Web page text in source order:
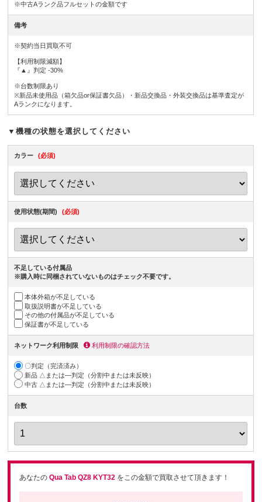
※中古Aランク品フルセットの金額です
備考
※契約当日買取不可
【利用制限減額】
『▲』判定 -30%
※台数制限あり
※新品未使用品（箱欠品or保証書欠品）・新品交換品・外装交換品は基準査定が
Aランクになります。
▼機種の状態を選択してください
カラー (必須)
使用状態(期間) (必須)
不足している付属品
※購入時に同梱されていないものはチェック不要です。
本体外箱が不足している
取扱説明書が不足している
その他の付属品が不足している
保証書が不足している
ネットワーク利用制限 利用制限の確認方法
〇判定（完済済み）
新品 △または―判定（分割中または未反映）
中古 △または―判定（分割中または未反映）
台数
あなたのQua Tab QZ8 KYT32 をこの金額で買取させて頂きます！